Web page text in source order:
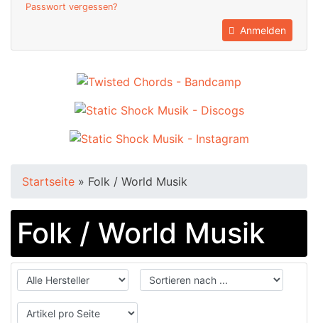
Passwort vergessen?
Anmelden
Startseite » Folk / World Musik
Folk / World Musik